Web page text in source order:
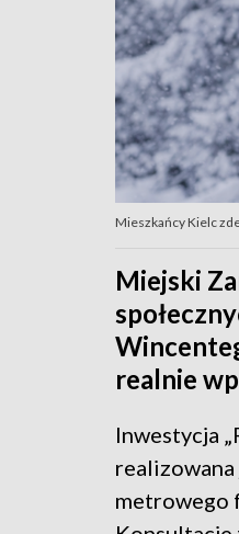
Mieszkańcy Kielc
Miejski
realnie
Inwestycja
metrowego